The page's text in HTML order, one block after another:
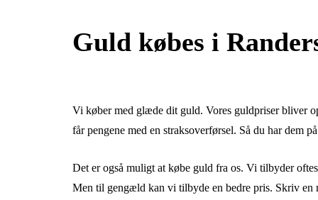
Guld købes i
Vi køber med glæde dit guld. Vores guldpriser bliver
får pengene med en straksoverførsel. Så du har dem
Det er også muligt at købe guld fra os. Vi tilbyder
Men til gengæld kan vi tilbyde en bedre pris. Skriv en